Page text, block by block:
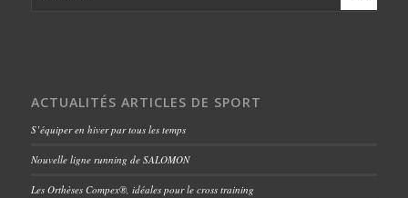
ACTUALITÉS ARTICLES DE SPORT
S’équiper en hiver par tous les temps
Nouvelle ligne running de SALOMON
Les Orthèses Compex®, idéales pour le cross training